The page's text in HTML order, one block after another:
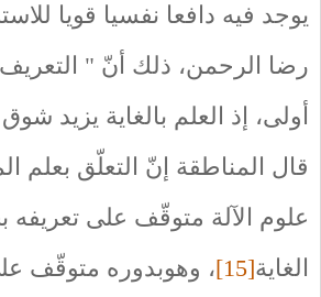
يوجد فيه دافعا نفسيا قويا
رضا الرحمن، ذلك أنّ "
أولى، إذ العلم بالغاية يزيد
قال المناطقة إنّ التعلّق بعلم
علوم الآلة متوقّف على
الغاية[15]
، وهوبدوره متوقّف